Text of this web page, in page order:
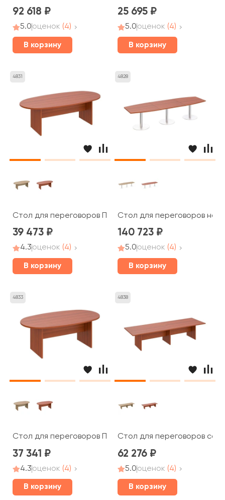
92 618
5.0оценок (4)
В корзину
25 695
5.0оценок (4)
В корзину
4831
Стол для переговоров ПТ 153 Patriot
39 473
4.3оценок (4)
В корзину
4828
Стол для переговоров на
140 723
5.0оценок (4)
В корзину
4833
Стол для переговоров ПТ 136 Patriot
37 341
4.3оценок (4)
В корзину
4838
Стол для переговоров
62 276
5.0оценок (4)
В корзину